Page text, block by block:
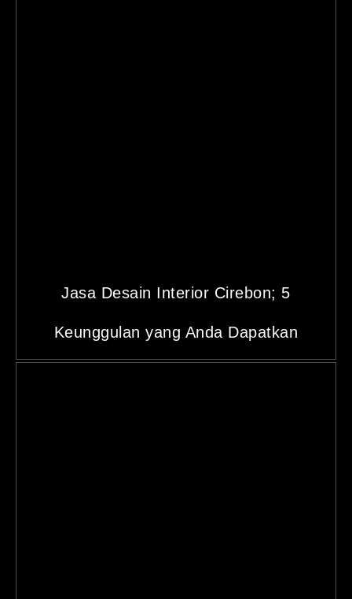
Jasa Desain Interior Cirebon; 5
Keunggulan yang Anda Dapatkan